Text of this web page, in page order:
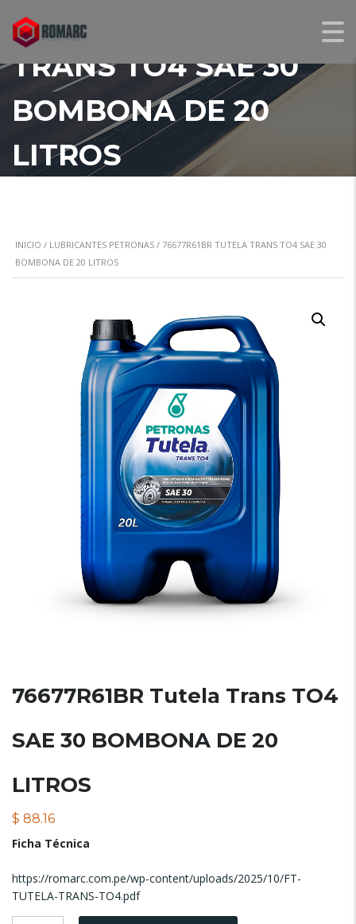
76677R61BR TUTELA
TRANS TO4 SAE 30
BOMBONA DE 20
LITROS
INICIO / LUBRICANTES PETRONAS / 76677R61BR TUTELA TRANS TO4 SAE 30
BOMBONA DE 20 LITROS
76677R61BR Tutela Trans TO4
SAE 30 BOMBONA DE 20
LITROS
$ 88.16
Ficha Técnica
https://romarc.com.pe/wp-content/uploads/2025/10/FT-
TUTELA-TRANS-TO4.pdf